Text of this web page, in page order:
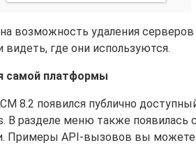
возможность удаления
видеть, где они используются.
самой платформы
8.2 появился публично
В разделе меню также
Примеры API-вызовов вы